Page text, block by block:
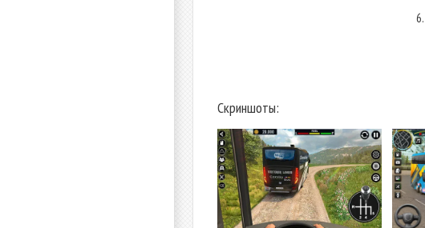
Скриншоты: